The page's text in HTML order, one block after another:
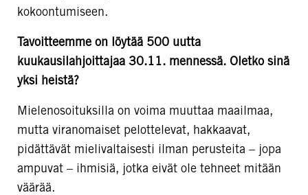
kokoontumiseen.
Tavoitteemme on löytää 500 uutta
kuukausilahjoittajaa 30.11. mennessä. Oletko sinä
yksi heistä?
Mielenosoituksilla on voima muuttaa maailmaa,
mutta viranomaiset pelottelevat, hakkaavat,
pidättävät mielivaltaisesti ilman perusteita – jopa
ampuvat – ihmisiä, jotka eivät ole tehneet mitään
väärää.